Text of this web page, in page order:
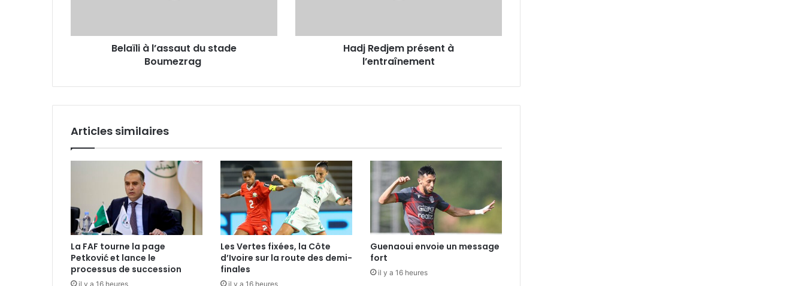
Belaïli à l’assaut du stade
Boumezrag
Hadj Redjem présent à
l’entraînement
Articles similaires
La FAF tourne la page
Petković et lance le
processus de succession
il y a 16 heures
Les Vertes fixées, la Côte
d’Ivoire sur la route des demi-
finales
il y a 16 heures
Guenaoui envoie un message
fort
il y a 16 heures